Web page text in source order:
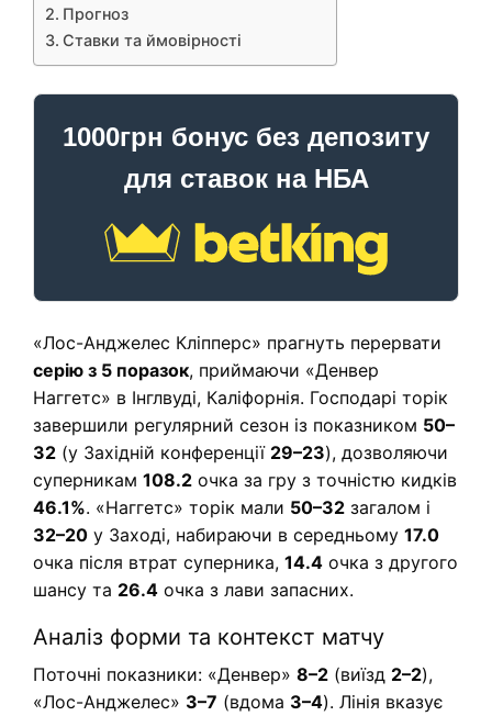
Прогноз
Ставки та ймовірності
1000грн бонус без депозиту
для ставок на НБА
«Лос-Анджелес Кліпперс» прагнуть перервати
серію з 5 поразок, приймаючи «Денвер
Наггетс» в Інглвуді, Каліфорнія. Господарі торік
завершили регулярний сезон із показником 50–
32 (у Західній конференції 29–23), дозволяючи
суперникам 108.2 очка за гру з точністю кидків
46.1%. «Наггетс» торік мали 50–32 загалом і
32–20 у Заході, набираючи в середньому 17.0
очка після втрат суперника, 14.4 очка з другого
шансу та 26.4 очка з лави запасних.
Аналіз форми та контекст матчу
Поточні показники: «Денвер» 8–2 (виїзд 2–2),
«Лос-Анджелес» 3–7 (вдома 3–4). Лінія вказує